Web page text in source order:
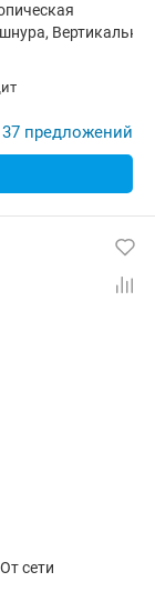
37 предложений
От сети